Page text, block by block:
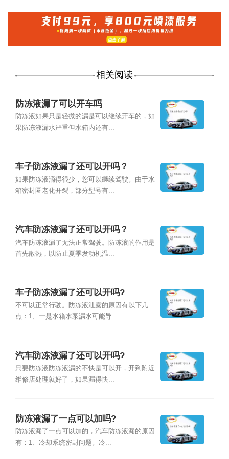
相关阅读
防冻液漏了可以开车吗
防冻液如果只是轻微的漏是可以继续开车的，如
果防冻液漏水严重但水箱内还有...
车子防冻液漏了还可以开吗？
如果防冻液滴得很少，您可以继续驾驶。由于水
箱密封圈老化开裂，部分型号有...
汽车防冻液漏了还可以开吗？
汽车防冻液漏了无法正常驾驶。防冻液的作用是
首先散热，以防止夏季发动机温...
车子防冻液漏了还可以开吗?
不可以正常行驶。防冻液泄露的原因有以下几
点：1、一是水箱水泵漏水可能导...
汽车防冻液漏了还可以开吗?
只要防冻液防冻液漏的不快是可以开，开到附近
维修店处理就好了，如果漏得快...
防冻液漏了一点可以加吗?
防冻液漏了一点可以加的，汽车防冻液漏的原因
有：1、冷却系统密封问题。冷...